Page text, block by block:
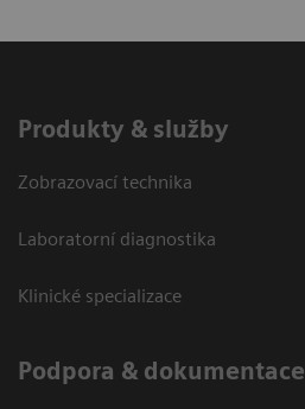
Produkty & služby
Zobrazovací technika
Laboratorní diagnostika
Klinické specializace
Podpora & dokumentace